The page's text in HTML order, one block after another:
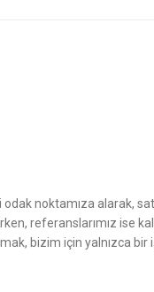
noktamıza alarak,
referanslarımız ise
bizim için yalnızca